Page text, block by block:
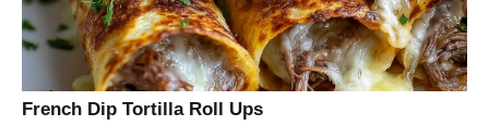
French Dip Tortilla Roll Ups